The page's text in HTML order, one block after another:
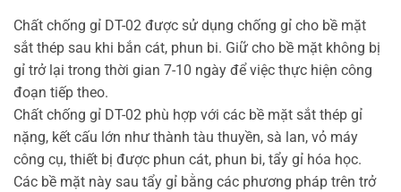
Chất chống gỉ DT-02 được sử dụng chống gỉ cho bề mặt
sắt thép sau khi bắn cát, phun bi. Giữ cho bề mặt không bị
gỉ trở lại trong thời gian 7-10 ngày để việc thực hiện công
đoạn tiếp theo.
Chất chống gỉ DT-02 phù hợp với các bề mặt sắt thép gỉ
nặng, kết cấu lớn như thành tàu thuyền, sà lan, vỏ máy
công cụ, thiết bị được phun cát, phun bi, tẩy gỉ hóa học.
Các bề mặt này sau tẩy gỉ bằng các phương pháp trên trở